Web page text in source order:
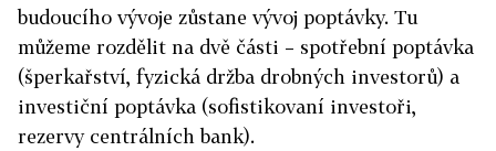
budoucího vývoje zůstane vývoj poptávky. Tu
můžeme rozdělit na dvě části – spotřební poptávka
(šperkařství, fyzická držba drobných investorů) a
investiční poptávka (sofistikovaní investoři,
rezervy centrálních bank).